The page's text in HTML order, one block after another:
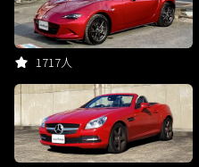
1717人